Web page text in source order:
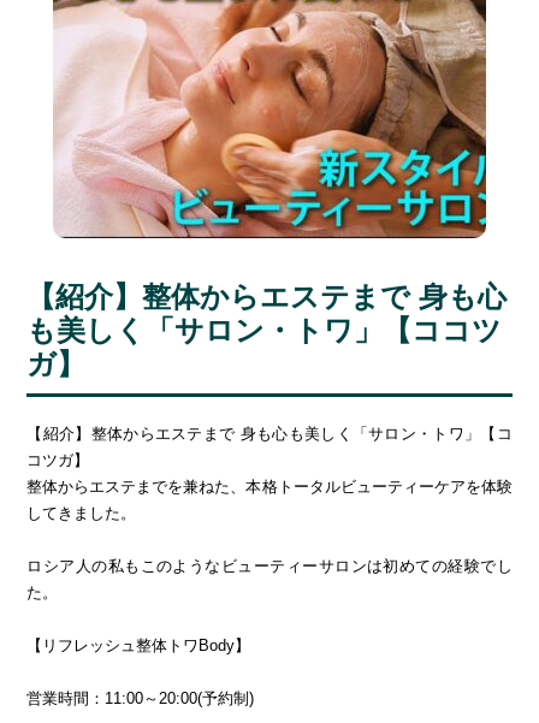
【紹介】整体からエステまで 身も心
も美しく「サロン・トワ」【ココツ
ガ】
【紹介】整体からエステまで 身も心も美しく「サロン・トワ」【コ
コツガ】
整体からエステまでを兼ねた、本格トータルビューティーケアを体験
してきました。
ロシア人の私もこのようなビューティーサロンは初めての経験でし
た。
【リフレッシュ整体トワBody】
営業時間：11:00～20:00(予約制)